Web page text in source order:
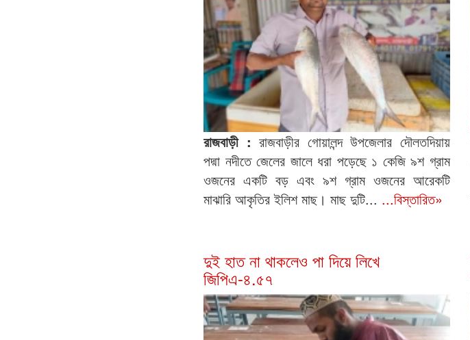
রাজবাড়ী : রাজবাড়ীর গোয়ালন্দ উপজেলার দৌলতদিয়ায়
পদ্মা নদীতে জেলের জালে ধরা পড়েছে ১ কেজি ৯শ গ্রাম
ওজনের একটি বড় এবং ৯শ গ্রাম ওজনের আরেকটি
মাঝারি আকৃতির ইলিশ মাছ। মাছ দুটি... ...বিস্তারিত»
দুই হাত না থাকলেও পা দিয়ে লিখে
জিপিএ-৪.৫৭